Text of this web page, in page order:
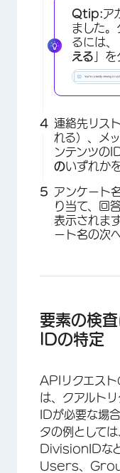
Qtip:ア
ました
るには、
える 」
連絡先リス
れる）、メ
ンテンツの
のいずれか
アンケート
り当て、回
表示されま
ート名の次
要素の検
IDの特定
APIリクエスト
は、クアルト
IDが必要な場
タの例として
DivisionIDな
Users、